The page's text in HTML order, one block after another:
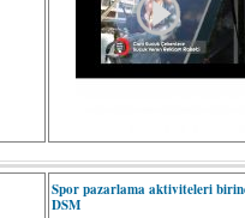
Spor pazarlama aktiviteleri
DSM